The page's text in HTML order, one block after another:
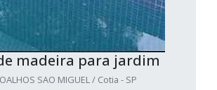
madeira para jardim
SAO MIGUEL / Cotia - SP